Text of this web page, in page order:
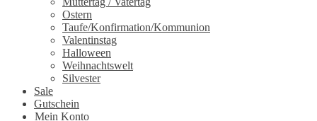
Ostern
Taufe/Konfirmation/Kommunion
Valentinstag
Halloween
Weihnachtswelt
Silvester
Sale
Gutschein
Mein Konto